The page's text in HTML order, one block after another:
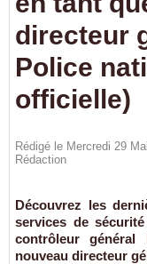
directeur
Police
officielle)
Rédigé le Mercredi 29
Rédaction
Découvrez les
services de
contrôleur
nouveau directeur